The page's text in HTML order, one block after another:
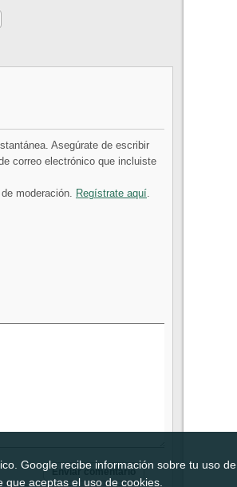
Google recibe información sobre tu uso de
aceptas el uso de cookies.
Asegúrate de escribir
correo electrónico que incluiste
moderación. Regístrate aquí.